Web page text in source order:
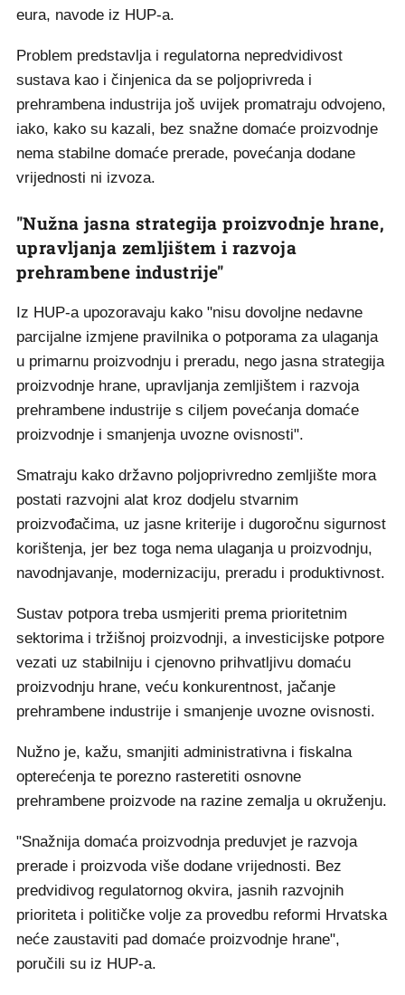
eura, navode iz HUP-a.
Problem predstavlja i regulatorna nepredvidivost
sustava kao i činjenica da se poljoprivreda i
prehrambena industrija još uvijek promatraju odvojeno,
iako, kako su kazali, bez snažne domaće proizvodnje
nema stabilne domaće prerade, povećanja dodane
vrijednosti ni izvoza.
"Nužna jasna strategija proizvodnje hrane,
upravljanja zemljištem i razvoja
prehrambene industrije"
Iz HUP-a upozoravaju kako "nisu dovoljne nedavne
parcijalne izmjene pravilnika o potporama za ulaganja
u primarnu proizvodnju i preradu, nego jasna strategija
proizvodnje hrane, upravljanja zemljištem i razvoja
prehrambene industrije s ciljem povećanja domaće
proizvodnje i smanjenja uvozne ovisnosti".
Smatraju kako državno poljoprivredno zemljište mora
postati razvojni alat kroz dodjelu stvarnim
proizvođačima, uz jasne kriterije i dugoročnu sigurnost
korištenja, jer bez toga nema ulaganja u proizvodnju,
navodnjavanje, modernizaciju, preradu i produktivnost.
Sustav potpora treba usmjeriti prema prioritetnim
sektorima i tržišnoj proizvodnji, a investicijske potpore
vezati uz stabilniju i cjenovno prihvatljivu domaću
proizvodnju hrane, veću konkurentnost, jačanje
prehrambene industrije i smanjenje uvozne ovisnosti.
Nužno je, kažu, smanjiti administrativna i fiskalna
opterećenja te porezno rasteretiti osnovne
prehrambene proizvode na razine zemalja u okruženju.
"Snažnija domaća proizvodnja preduvjet je razvoja
prerade i proizvoda više dodane vrijednosti. Bez
predvidivog regulatornog okvira, jasnih razvojnih
prioriteta i političke volje za provedbu reformi Hrvatska
neće zaustaviti pad domaće proizvodnje hrane",
poručili su iz HUP-a.